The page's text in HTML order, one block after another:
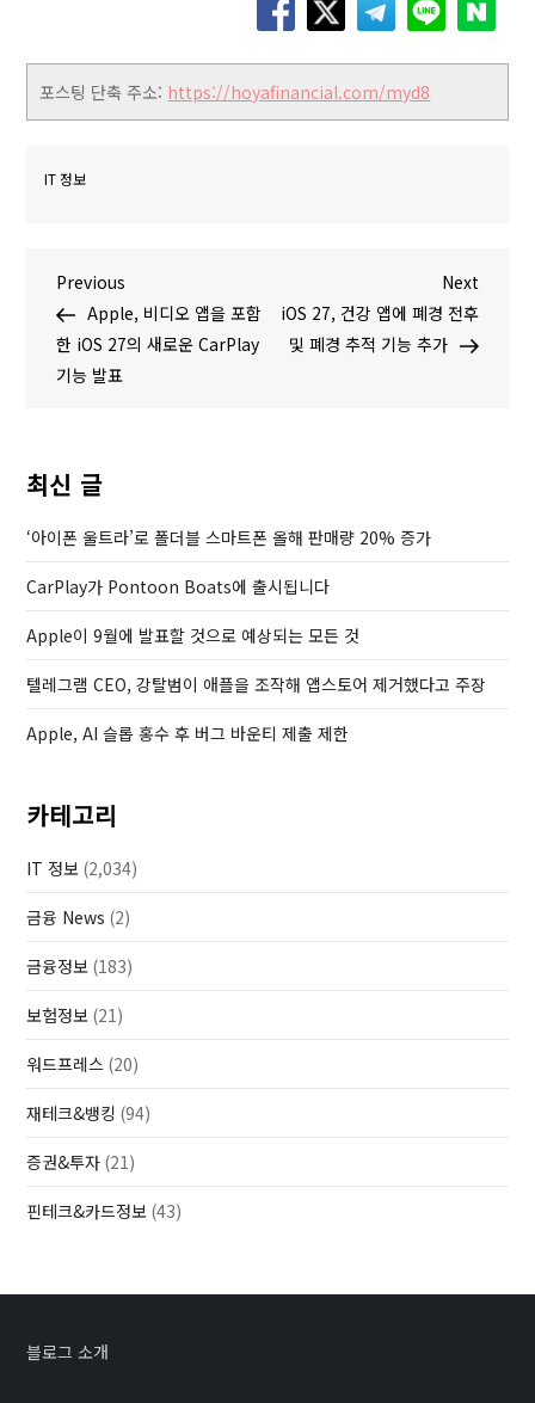
포스팅 단축 주소: https://hoyafinancial.com/myd8
IT 정보
글
탐
P
r
e
v
s
P
o
s
Previous
Apple, 비디오 앱을 포함
한 iOS 27의 새로운 CarPlay
기능 발표
N
e
x
Next
iOS 27, 건강 앱에 폐경 전후
및 폐경 추적 기능 추가
최신 글
‘아이폰 울트라’로 폴더블 스마트폰 올해 판매량 20% 증가
CarPlay가 Pontoon Boats에 출시됩니다
Apple이 9월에 발표할 것으로 예상되는 모든 것
텔레그램 CEO, 강탈범이 애플을 조작해 앱스토어 제거했다고 주장
Apple, AI 슬롭 홍수 후 버그 바운티 제출 제한
카테고리
IT 정보 (2,034)
금융 News (2)
금융정보 (183)
보험정보 (21)
워드프레스 (20)
재테크&뱅킹 (94)
증권&투자 (21)
핀테크&카드정보 (43)
블로그 소개